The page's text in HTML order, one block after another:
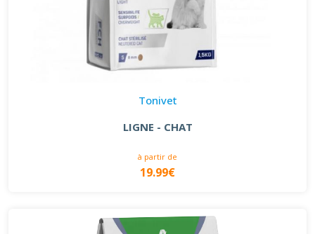
Tonivet
LIGNE - CHAT
à partir de
19.99€